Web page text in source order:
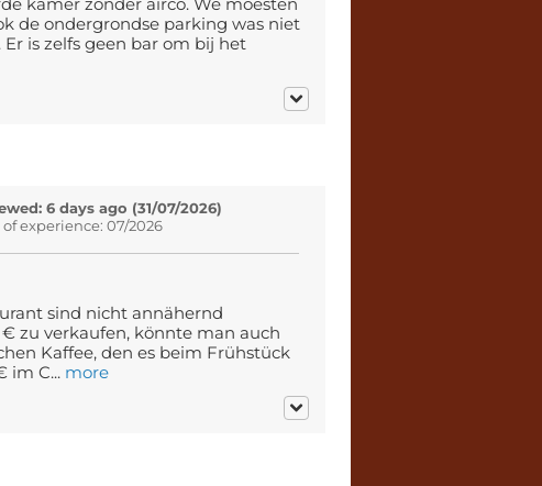
kamer zonder airco. We moesten
de ondergrondse parking was niet
is zelfs geen bar om bij het
6 days ago (31/07/2026)
of experience: 07/2026
sind nicht annähernd
zu verkaufen, könnte man auch
Kaffee, den es beim Frühstück
im C... more